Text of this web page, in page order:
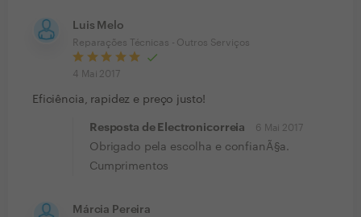
Luis Melo
Reparações Técnicas - Outros Serviços
4 Mai 2017
Eficiência, rapidez e preço justo!
Resposta de Electronicorreia 6 Mai 2017
Obrigado pela escolha e confianÃ§a.
Cumprimentos
Márcia Pereira